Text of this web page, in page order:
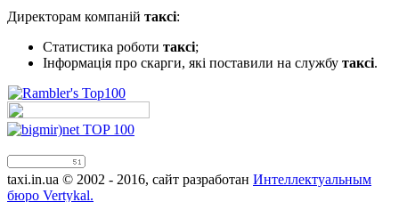
Директорам компаній таксі:
Статистика роботи таксі;
Інформація про скарги, які поставили на службу таксі.
taxi.in.ua © 2002 - 2016, сайт разработан Интеллектуальным
бюро Vertykal.